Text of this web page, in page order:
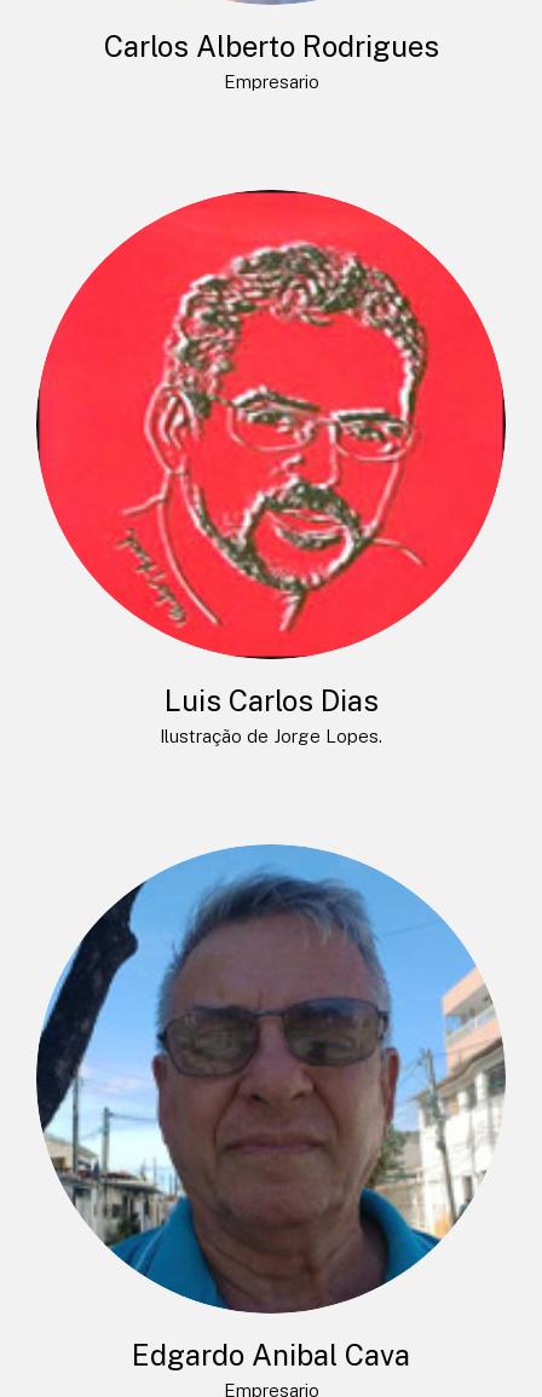
Carlos Alberto Rodrigues
Empresario
Luis Carlos Dias
Ilustração de Jorge Lopes.
Edgardo Anibal Cava
Empresario